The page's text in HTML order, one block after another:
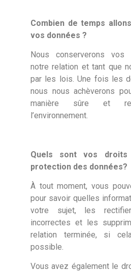
Combien de temps
vos données ?
Nous conserverons vos
notre relation et tant que
par les lois. Une fois les
nous nous achèverons
manière sûre et
l’environnement.
Quels sont vos
protection des données?
À tout moment, vous
pour savoir quelles
votre sujet, les
incorrectes et les
relation terminée, si
possible.
Vous avez également le